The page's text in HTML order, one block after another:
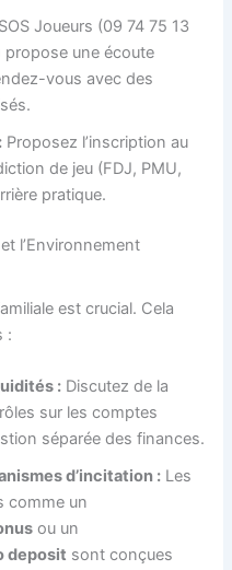
SOS Joueurs (09 74 75 13
propose une écoute
vous avec des
Proposez l’inscription au
de jeu (FDJ, PMU,
pratique.
l’Environnement
est crucial. Cela
:
: Discutez de la
sur les comptes
séparée des finances.
d’incitation : Les
comme un
ou un
deposit sont conçues